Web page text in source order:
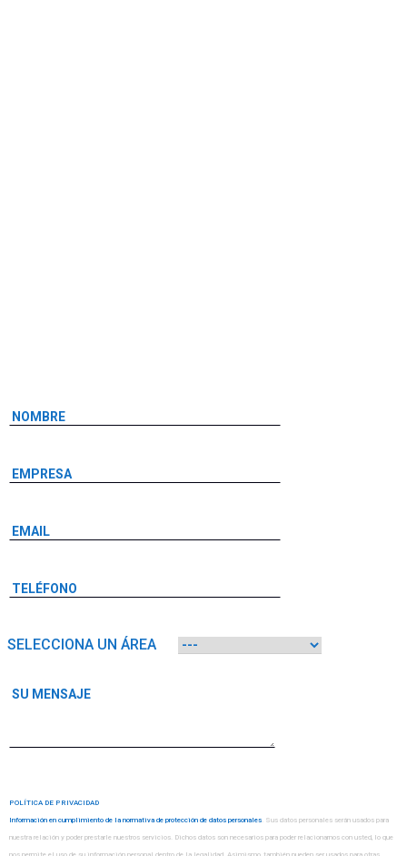
SELECCIONA UN ÁREA
POLÍTICA DE PRIVACIDAD
Información en cumplimiento de la normativa de protección de datos personales. Sus datos personales serán usados para
nuestra relación y poder prestarle nuestros servicios. Dichos datos son necesarios para poder relacionarnos con usted, lo que
nos permite el uso de su información personal dentro de la legalidad. Asimismo, también pueden ser usados para otras